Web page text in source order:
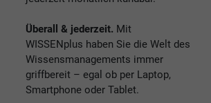
Überall & jederzeit. Mit
WISSENplus haben Sie die Welt des
Wissensmanagements immer
griffbereit – egal ob per Laptop,
Smartphone oder Tablet.